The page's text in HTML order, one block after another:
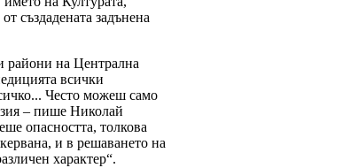
създадената задънена
райони на Централна
всички
Често можеш само
– пише Николай
опасността, толкова
и в решаването на
характер“.